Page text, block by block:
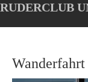
Oops, an error
main
content
RUDERCLUB